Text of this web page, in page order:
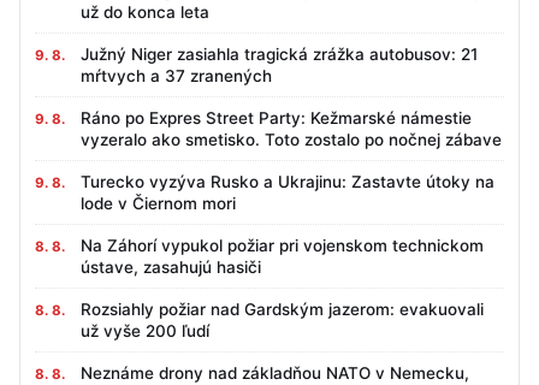
už do konca leta
9. 8.
Južný Niger zasiahla tragická zrážka autobusov: 21
mŕtvych a 37 zranených
9. 8.
Ráno po Expres Street Party: Kežmarské námestie
vyzeralo ako smetisko. Toto zostalo po nočnej zábave
9. 8.
Turecko vyzýva Rusko a Ukrajinu: Zastavte útoky na
lode v Čiernom mori
8. 8.
Na Záhorí vypukol požiar pri vojenskom technickom
ústave, zasahujú hasiči
8. 8.
Rozsiahly požiar nad Gardským jazerom: evakuovali
už vyše 200 ľudí
8. 8.
Neznáme drony nad základňou NATO v Nemecku,